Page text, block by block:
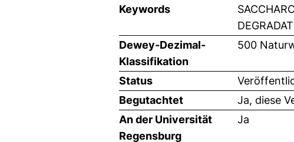
Keywords
Dewey-Dezimal-
Klassifikation
500
Status
Begutachtet
Ja, diese
An der Universität
Regensburg
Ja